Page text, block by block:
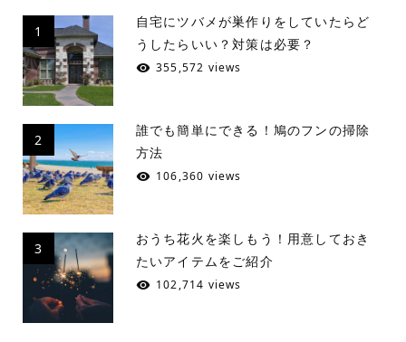
1
自宅にツバメが巣作りをしていたらど
うしたらいい？対策は必要？
355,572 views
2
誰でも簡単にできる！鳩のフンの掃除
方法
106,360 views
3
おうち花火を楽しもう！用意しておき
たいアイテムをご紹介
102,714 views